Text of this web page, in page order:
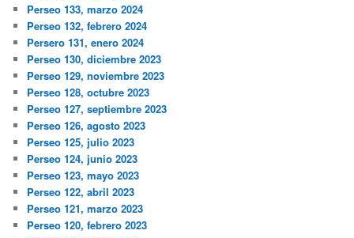
Perseo 133, marzo 2024
Perseo 132, febrero 2024
Persero 131, enero 2024
Perseo 130, diciembre 2023
Perseo 129, noviembre 2023
Perseo 128, octubre 2023
Perseo 127, septiembre 2023
Perseo 126, agosto 2023
Perseo 125, julio 2023
Perseo 124, junio 2023
Perseo 123, mayo 2023
Perseo 122, abril 2023
Perseo 121, marzo 2023
Perseo 120, febrero 2023